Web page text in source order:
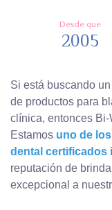
Desde que
2005
Si está buscando
de productos para
clínica, entonces
Estamos uno de
dental certificados
reputación de
excepcional a